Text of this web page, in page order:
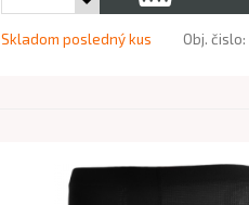
Skladom posledný kus Obj. čislo: